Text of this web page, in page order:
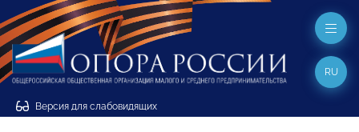
Версия для слабовидящих
RU